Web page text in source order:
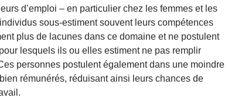
d’emploi – en particulier chez les femmes et les
sous-estiment souvent leurs compétences
plus de lacunes dans ce domaine et ne postulent
lesquels ils ou elles estiment ne pas remplir
personnes postulent également dans une moindre
rémunérés, réduisant ainsi leurs chances de